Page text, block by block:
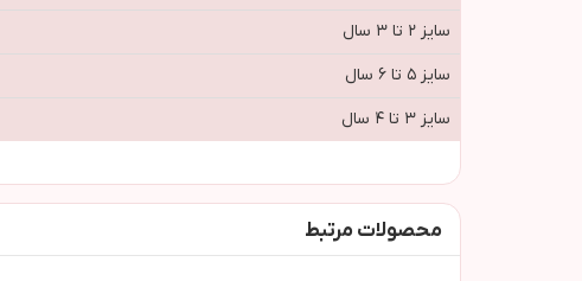
سایز ۲ تا ۳ سال
سایز ۵ تا ۶ سال
سایز ۳ تا ۴ سال
محصولات مرتبط